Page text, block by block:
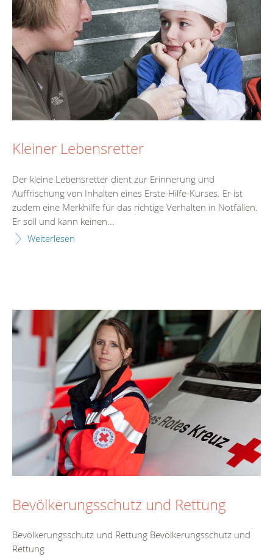
Kleiner Lebensretter
Der kleine Lebensretter dient zur Erinnerung und
Auffrischung von Inhalten eines Erste-Hilfe-Kurses. Er ist
zudem eine Merkhilfe für das richtige Verhalten in Notfällen.
Er soll und kann keinen...
Weiterlesen
Bevölkerungsschutz und Rettung
Bevölkerungsschutz und Rettung Bevölkerungsschutz und
Rettung